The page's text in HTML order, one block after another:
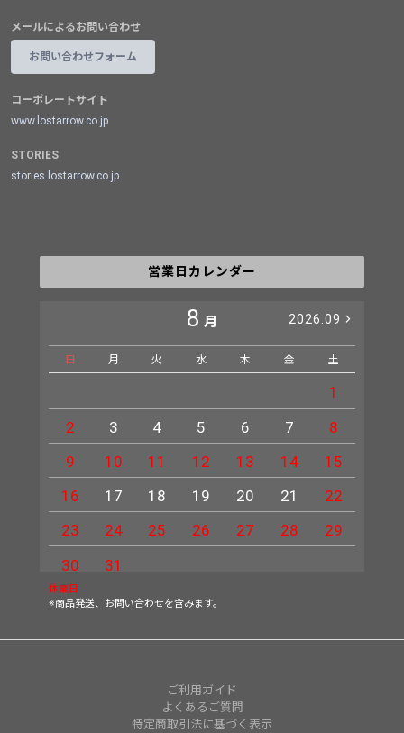
メールによるお問い合わせ
お問い合わせフォーム
コーポレートサイト
www.lostarrow.co.jp
STORIES
stories.lostarrow.co.jp
営業日カレンダー
8 月 2026.09
日 月 火 水 木 金 土
1
2
3 4 5 6 7
8
9
10 11 12 13 14
15
16
17 18 19 20 21
22
23
24 25 26 27 28
29
30
31
休業日
※商品発送、お問い合わせを含みます。
ご利用ガイド
よくあるご質問
特定商取引法に基づく表示